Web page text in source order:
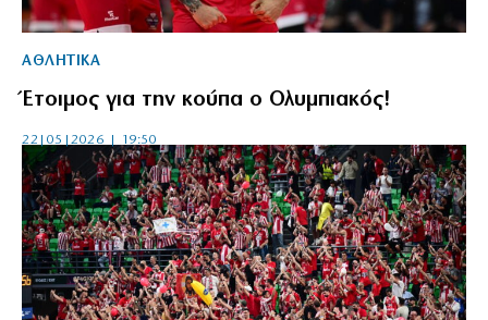
ΑΘΛΗΤΙΚΑ
Έτοιμος για την κούπα ο Ολυμπιακός!
22|05|2026 | 19:50